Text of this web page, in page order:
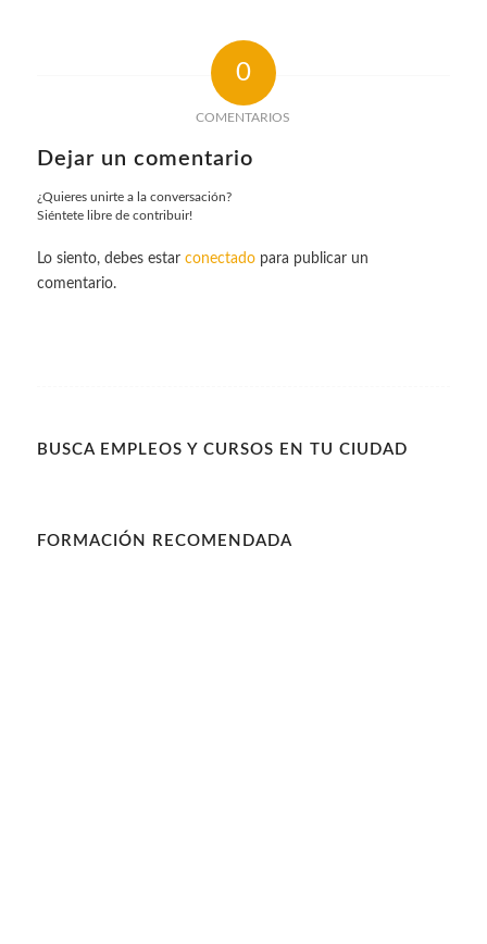
0
COMENTARIOS
Dejar un comentario
¿Quieres unirte a la conversación?
Siéntete libre de contribuir!
Lo siento, debes estar conectadopara publicar un
comentario.
BUSCA EMPLEOS Y CURSOS EN TU CIUDAD
FORMACIÓN RECOMENDADA